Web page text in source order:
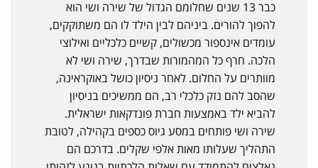
כבר 13 שנים שחלומם הגדול של שירה ושי הוא
להפוך להורים. ביניהם לבין הילד לו הם משתוקקים,
עומדים אינספור מכשולים, קשיים כלכליים ואילוצי
הלכה. חרף כל המהמורות שבדרך, שירה ושי לא
מוותרים על החלום. לאחר ניסיון כושל באוקראינה,
שהסב להם נזק כלכלי רב, הם ממשיכים בניסיון
להביא ילד באמצעות חברת פונדקאות ישראלית.
שירה ושי פותחים במסע גיוס כספים בקהילה, לטובת
התהליך שעלותו מאות אלפי שקלים. בדרכם הם